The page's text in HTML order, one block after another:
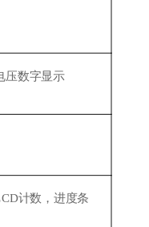
压数字显示
计数，进度条